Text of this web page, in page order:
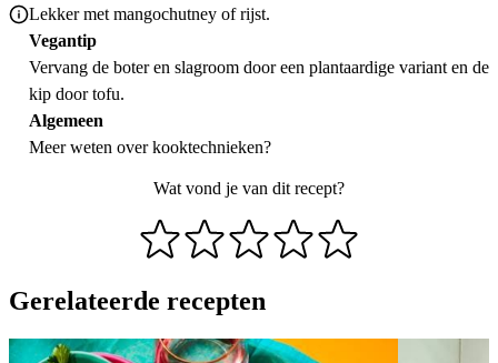
Lekker met mangochutney of rijst.
Vegantip
Vervang de boter en slagroom door een plantaardige variant en de
kip door tofu.
Algemeen
Meer weten overkooktechnieken?
Wat vond je van dit recept?
Gerelateerde recepten